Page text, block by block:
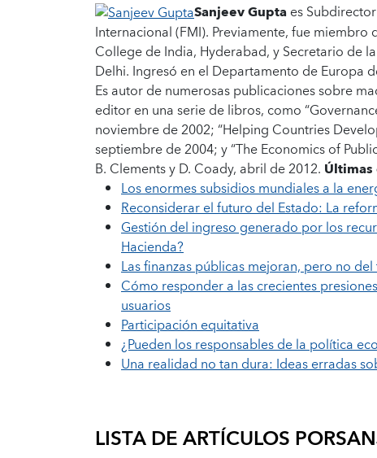
Sanjeev Guptaes
Internacional (FMI). Previamente, fue
College de India, Hyderabad, y Secretario de
Delhi. Ingresó en el Departamento de Europa
Es autor de numerosas publicaciones sobre
editor en una serie de libros, como
noviembre de 2002; “Helping Countries
septiembre de 2004; y “The Economics of
B. Clements y D. Coady, abril de 2012.
Los enormes subsidios mundiales a la
Reconsiderar el futuro del Estado: La
Gestión del ingreso generado por los
Hacienda?
Las finanzas públicas mejoran, pero no
Cómo responder a las crecientes
usuarios
Participación equitativa
¿Pueden los responsables de la política
Una realidad no tan dura: Ideas erradas
LISTA DE ARTÍCULOS POR